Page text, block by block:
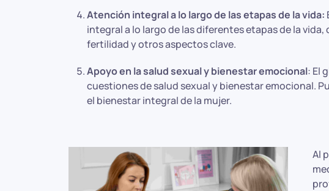
Atención integral a lo largo de las etapas de la vida:
integral a lo largo de las diferentes etapas de la
fertilidad y otros aspectos clave.
Apoyo en la salud sexual y bienestar emocional: El
cuestiones de salud sexual y bienestar emocional.
el bienestar integral de la mujer.
Al